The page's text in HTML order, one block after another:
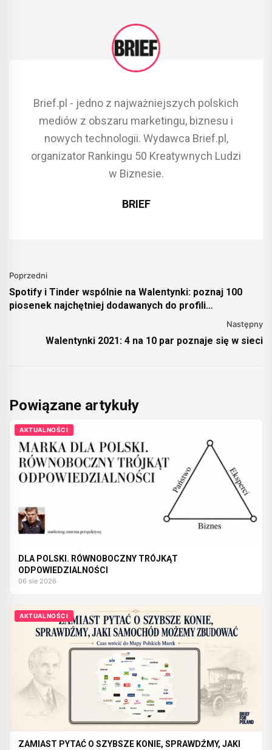
Brief.pl - jedno z najważniejszych polskich
mediów z obszaru marketingu, biznesu i
nowych technologii. Wydawca Brief.pl,
organizator Rankingu 50 Kreatywnych Ludzi
w Biznesie.
BRIEF
Poprzedni
Spotify i Tinder wspólnie na Walentynki: poznaj 100
piosenek najchętniej dodawanych do profili
Następny
Walentynki 2021: 4 na 10 par poznaje się w sieci
Powiązane artykuły
AKTUALNOŚCI
DLA POLSKI. RÓWNOBOCZNY TRÓJKĄT
ODPOWIEDZIALNOŚCI
06 sie 2026
AKTUALNOŚCI
ZAMIAST PYTAĆ O SZYBSZE KONIE, SPRAWDŹMY, JAKI